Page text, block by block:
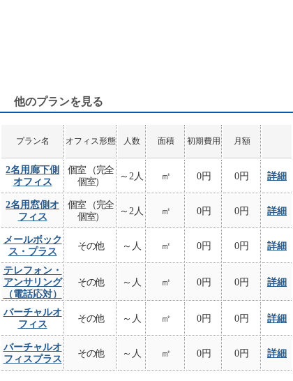
他のプランを見る
プラン名 オフィス形態 人数 面積 初期費用 月額
2名用廊下側
オフィス
個室 （完全
個室）
～2人 ㎡ 0円 0円 詳細
2名用窓側オ
フィス
個室 （完全
個室）
～2人 ㎡ 0円 0円 詳細
メールボック
ス・プラス
その他 ～人 ㎡ 0円 0円 詳細
テレフォン・
アンサリング
（電話応対）
その他 ～人 ㎡ 0円 0円 詳細
バーチャルオ
フィス
その他 ～人 ㎡ 0円 0円 詳細
バーチャルオ
フィスプラス
その他 ～人 ㎡ 0円 0円 詳細